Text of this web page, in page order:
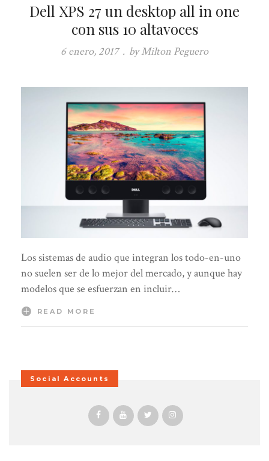
Dell XPS 27 un desktop all in one
con sus 10 altavoces
6 enero, 2017 . by Milton Peguero
Los sistemas de audio que integran los todo-en-uno
no suelen ser de lo mejor del mercado, y aunque hay
modelos que se esfuerzan en incluir…
READ MORE
Social Accounts